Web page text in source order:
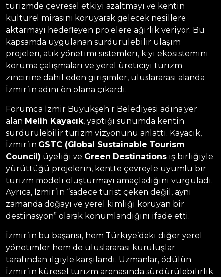
turizmde çevresel etkiyi azaltmayı ve kentin
kültürel mirasını koruyarak gelecek nesillere
aktarmayı hedefleyen projelere ağırlık veriyor. Bu
kapsamda uygulanan sürdürülebilir ulaşım
projeleri, atık yönetimi sistemleri, kıyı ekosistemini
koruma çalışmaları ve yerel üreticiyi turizm
zincirine dahil eden girişimler, uluslararası alanda
İzmir’in adını ön plana çıkardı.
Forumda İzmir Büyükşehir Belediyesi adına yer
alan Melih Kayacık, yaptığı sunumda kentin
sürdürülebilir turizm vizyonunu anlattı. Kayacık,
İzmir’in GSTC (Global Sustainable Tourism
Council) üyeliği ve Green Destinations iş birliğiyle
yürüttüğü projelerin, kentte çevreyle uyumlu bir
turizm modeli oluşturmayı amaçladığını vurguladı.
Ayrıca, İzmir’in “sadece turist çeken değil, aynı
zamanda doğayı ve yerel kimliği koruyan bir
destinasyon” olarak konumlandığını ifade etti.
İzmir’in bu başarısı, hem Türkiye’deki diğer yerel
yönetimler hem de uluslararası kuruluşlar
tarafından ilgiyle karşılandı. Uzmanlar, ödülün
İzmir’in küresel turizm arenasında sürdürülebilirlik